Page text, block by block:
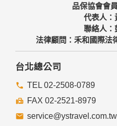
品保協會會
代表人：
聯絡人：
法律顧問：禾和國際法
台北總公司
TEL 02-2508-0789
FAX 02-2521-8979
service@ystravel.com.tw